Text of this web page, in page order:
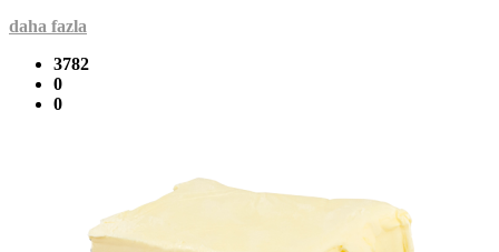
daha fazla
3782
0
0